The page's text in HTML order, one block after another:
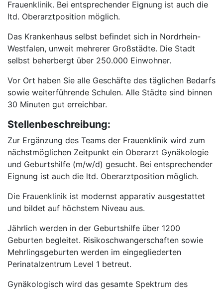
Frauenklinik. Bei entsprechender Eignung ist auch die
ltd. Oberarztposition möglich.
Das Krankenhaus selbst befindet sich in Nordrhein-
Westfalen, unweit mehrerer Großstädte. Die Stadt
selbst beherbergt über 250.000 Einwohner.
Vor Ort haben Sie alle Geschäfte des täglichen Bedarfs
sowie weiterführende Schulen. Alle Städte sind binnen
30 Minuten gut erreichbar.
Stellenbeschreibung:
Zur Ergänzung des Teams der Frauenklinik wird zum
nächstmöglichen Zeitpunkt ein Oberarzt Gynäkologie
und Geburtshilfe (m/w/d) gesucht. Bei entsprechender
Eignung ist auch die ltd. Oberarztposition möglich.
Die Frauenklinik ist modernst apparativ ausgestattet
und bildet auf höchstem Niveau aus.
Jährlich werden in der Geburtshilfe über 1200
Geburten begleitet. Risikoschwangerschaften sowie
Mehrlingsgeburten werden im eingegliederten
Perinatalzentrum Level 1 betreut.
Gynäkologisch wird das gesamte Spektrum des